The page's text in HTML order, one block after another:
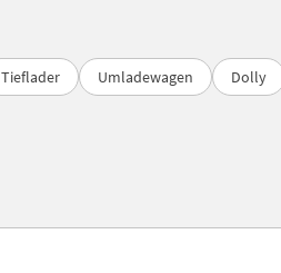
Tieflader Umladewagen Dolly